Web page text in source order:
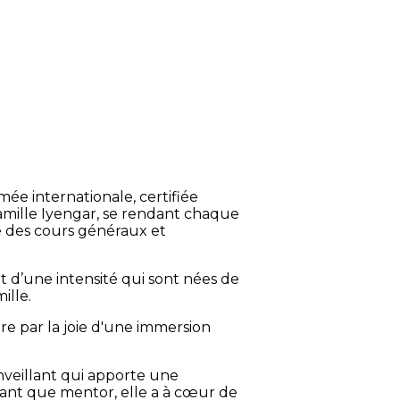
internationale, certifiée
Iyengar, se rendant chaque
cours généraux et
d’une intensité qui sont nées de
par la joie d'une immersion
qui apporte une
que mentor, elle a à cœur de